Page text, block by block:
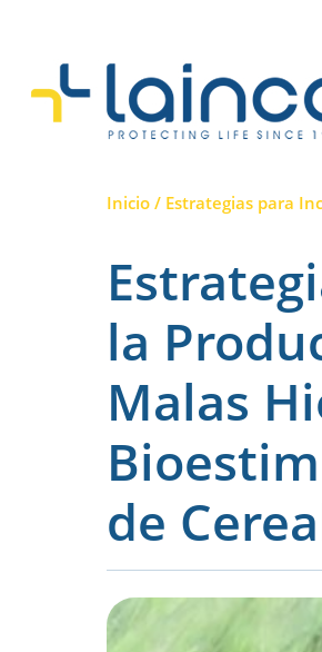
Navegación
Inicio / Estrategias para
la
Malas
de